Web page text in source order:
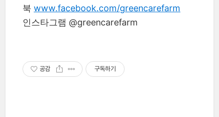
북 www.facebook.com/greencarefarm
인스타그램 @greencarefarm
공감 구독하기